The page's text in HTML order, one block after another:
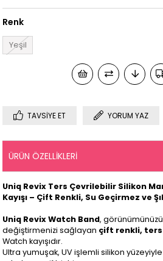
Renk
Yeşil
TAVSIYE ET YORUM YAZ
ÜRÜN ÖZELLIKLERI
Uniq Revix Ters Çevrilebilir Silikon
Kayışı – Çift Renkli, Su Geçirmez ve
Uniq Revix Watch Band,
değiştirmenizi sağlayan çift renkli,
Watch kayışıdır.
Ultra yumuşak, UV işlemli silikon